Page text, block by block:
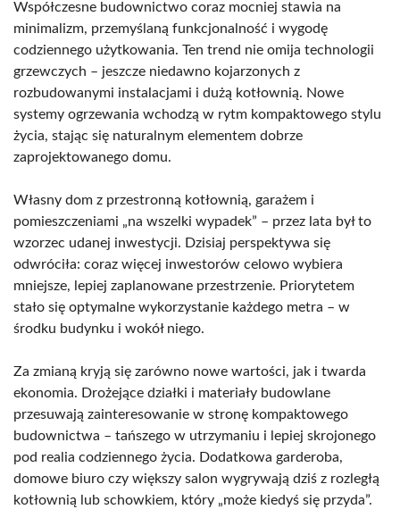
Współczesne budownictwo coraz mocniej stawia na
minimalizm, przemyślaną funkcjonalność i wygodę
codziennego użytkowania. Ten trend nie omija technologii
grzewczych – jeszcze niedawno kojarzonych z
rozbudowanymi instalacjami i dużą kotłownią. Nowe
systemy ogrzewania wchodzą w rytm kompaktowego stylu
życia, stając się naturalnym elementem dobrze
zaprojektowanego domu.
Własny dom z przestronną kotłownią, garażem i
pomieszczeniami „na wszelki wypadek” – przez lata był to
wzorzec udanej inwestycji. Dzisiaj perspektywa się
odwróciła: coraz więcej inwestorów celowo wybiera
mniejsze, lepiej zaplanowane przestrzenie. Priorytetem
stało się optymalne wykorzystanie każdego metra – w
środku budynku i wokół niego.
Za zmianą kryją się zarówno nowe wartości, jak i twarda
ekonomia. Drożejące działki i materiały budowlane
przesuwają zainteresowanie w stronę kompaktowego
budownictwa – tańszego w utrzymaniu i lepiej skrojonego
pod realia codziennego życia. Dodatkowa garderoba,
domowe biuro czy większy salon wygrywają dziś z rozległą
kotłownią lub schowkiem, który „może kiedyś się przyda”.